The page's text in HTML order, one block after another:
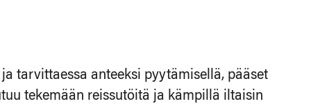
tarvittaessa anteeksi pyytämisellä, pääset
tekemään reissutöitä ja kämpillä iltaisin